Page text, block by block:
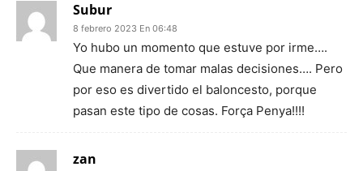
Subur
8 febrero 2023 En 06:48
Yo hubo un momento que estuve por irme….
Que manera de tomar malas decisiones…. Pero
por eso es divertido el baloncesto, porque
pasan este tipo de cosas. Força Penya!!!!
zan